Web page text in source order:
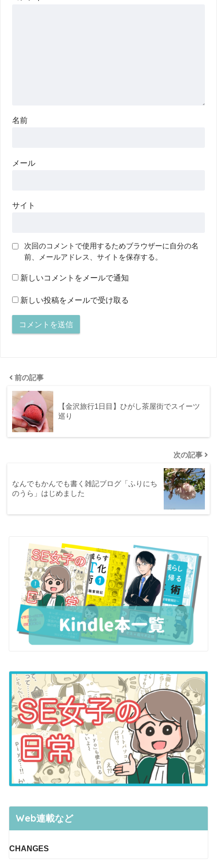
名前
メール
サイト
次回のコメントで使用するためブラウザーに自分の名
前、メールアドレス、サイトを保存する。
新しいコメントをメールで通知
新しい投稿をメールで受け取る
前の記事
【金沢旅行1日目】ひがし茶屋街でスイーツ
巡り
次の記事
なんでもかんでも書く雑記ブログ「ふりにち
のうら」はじめました
Web連載など
CHANGES